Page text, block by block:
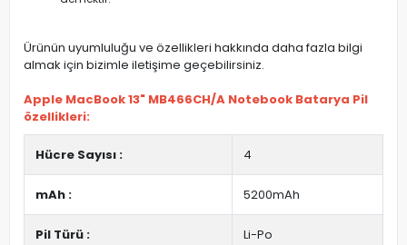
Ürünün uyumluluğu ve özellikleri hakkında daha fazla bilgi
almak için bizimle iletişime geçebilirsiniz.
Apple MacBook 13" MB466CH/A Notebook Batarya Pil
özellikleri:
Hücre Sayısı : 4
mAh : 5200mAh
Pil Türü : Li-Po